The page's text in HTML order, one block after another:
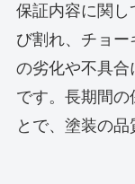
保証内容に関し
び割れ、チョ
の劣化や不具合
です。長期間の
とで、塗装の品